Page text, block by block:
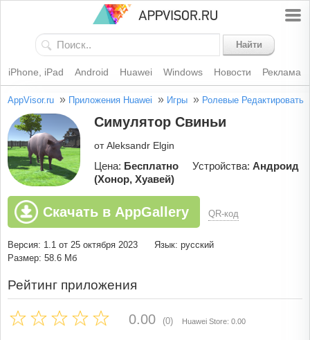
Найти
iPhone, iPad Android Huawei Windows Новости Реклама
AppVisor.ru » Приложения Huawei » Игры » Ролевые Редактировать
Симулятор Свиньи
от Aleksandr Elgin
Цена: Бесплатно Устройства: Андроид
(Хонор, Хуавей)
Скачать в AppGallery QR-код
Версия: 1.1 от 25 октября 2023
Язык: русский
Размер: 58.6 Мб
Рейтинг приложения
0.00 (0) Huawei Store: 0.00